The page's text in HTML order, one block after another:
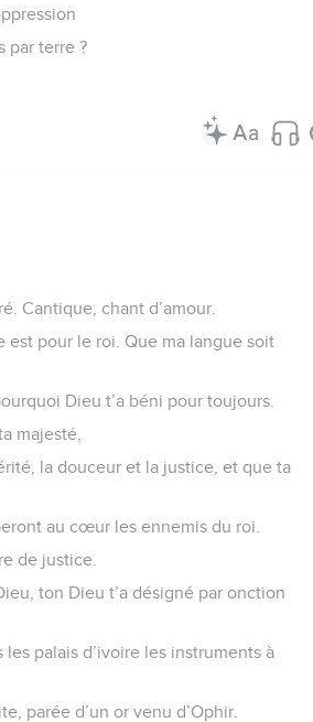
par terre ?
Cantique, chant d’amour.
pour le roi. Que ma langue soit
Dieu t’a béni pour toujours.
majesté,
la douceur et la justice, et que ta
au cœur les ennemis du roi.
de justice.
ton Dieu t’a désigné par onction
palais d’ivoire les instruments à
parée d’un or venu d’Ophir.